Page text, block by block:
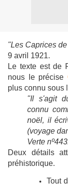
"Les Caprices
9 avril 1921.
Le texte est de
nous le précise
plus connu sous
"Il s'agit
connu
noël, il
(voyage
Verte
Deux détails
préhistorique.
Tout